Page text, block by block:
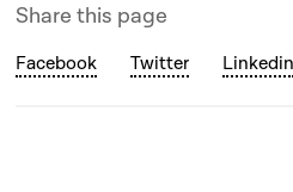
Share this page
Facebook Twitter Linkedin